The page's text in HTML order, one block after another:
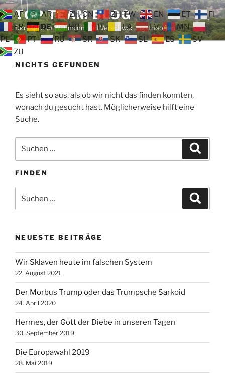
Zum
Inhalt
springen
TOP TEAM BLOG
Der tägliche Wahnsinn und Verschwörungstheorien
NICHTS GEFUNDEN
Es sieht so aus, als ob wir nicht das finden konnten,
wonach du gesucht hast. Möglicherweise hilft eine
Suche.
nach:
FINDEN
nach:
NEUESTE BEITRÄGE
Wir Sklaven heute im falschen System
22. August 2021
Der Morbus Trump oder das Trumpsche Sarkoid
24. April 2020
Hermes, der Gott der Diebe in unseren Tagen
30. September 2019
Die Europawahl 2019
28. Mai 2019
AF AR ZH-CN ZH-TW EN ET
FI
FR
DE HU IT LA LV
MN
PL
PT RU SR SK SL ES
SV
ZU